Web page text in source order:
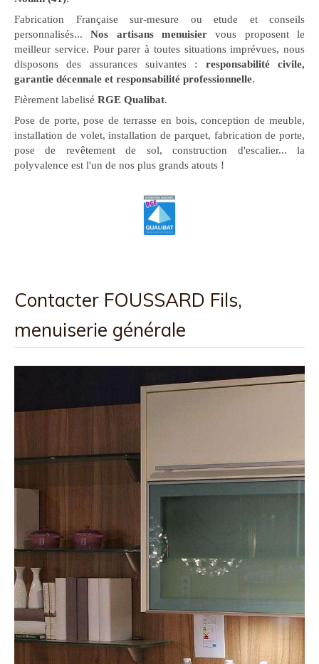
Fabrication Française sur-mesure ou etude et conseils
personnalisés...Nos artisans menuisier vous proposent le
meilleur service. Pour parer à toutes situations imprévues, nous
disposons des assurances suivantes : responsabilité civile,
garantie décennale et responsabilité professionnelle.
Fièrement labelisé RGE Qualibat.
Pose de porte, pose de terrasse en bois, conception de meuble,
installation de volet, installation de parquet, fabrication de porte,
pose de revêtement de sol, construction d'escalier... la
polyvalence est l'un de nos plus grands atouts !
Contacter FOUSSARD Fils,
menuiserie générale